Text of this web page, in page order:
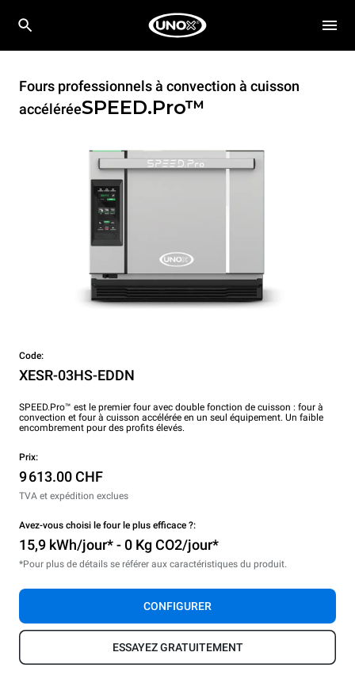
Fours professionnels à convection à cuisson
accéléréeSPEED.Pro™
Code:
XESR-03HS-EDDN
SPEED.Pro™ est le premier four avec double fonction de cuisson : four à
convection et four à cuisson accélérée en un seul équipement. Un faible
encombrement pour des profits élevés.
Prix:
9 613.00 CHF
TVA et expédition exclues
Avez-vous choisi le four le plus efficace ?:
15,9 kWh/jour* - 0 Kg CO2/jour*
*Pour plus de détails se référer aux caractéristiques du produit.
CONFIGURER
ESSAYEZ GRATUITEMENT